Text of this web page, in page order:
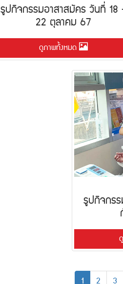
รูปกิจกรรมอาสาสมัคร วันที่
22 ตุลาคม 67
ดูภาพทั้งหมด
รูปกิจกร
(current)